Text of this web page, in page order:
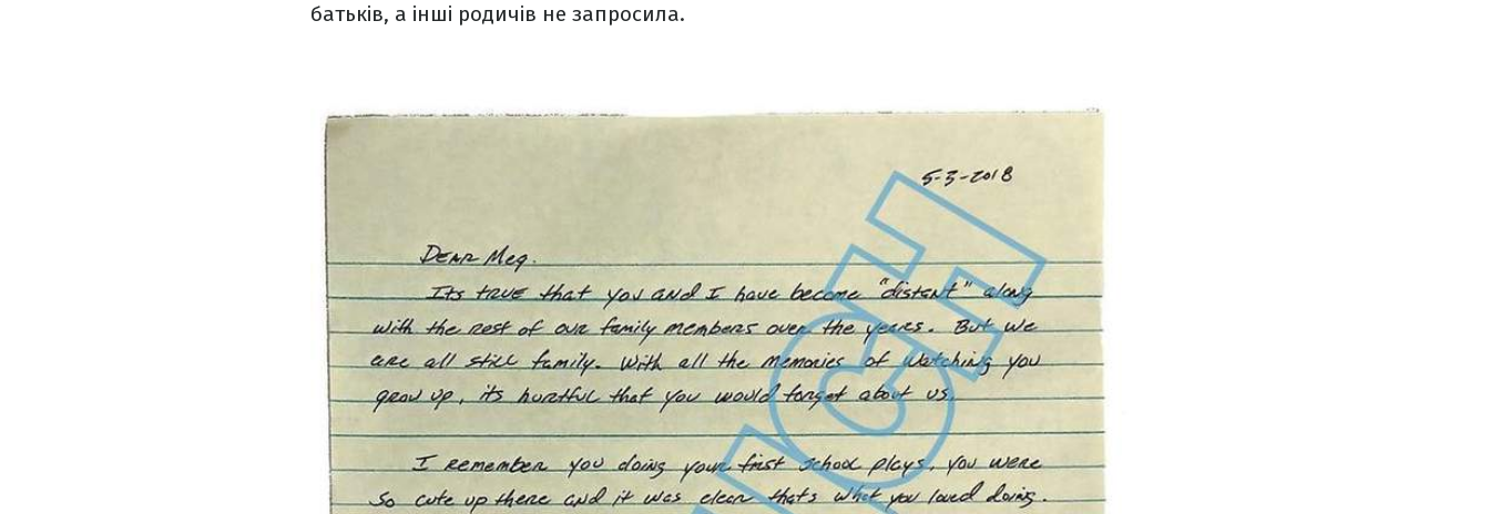
батьків, а інші родичів не запросила.